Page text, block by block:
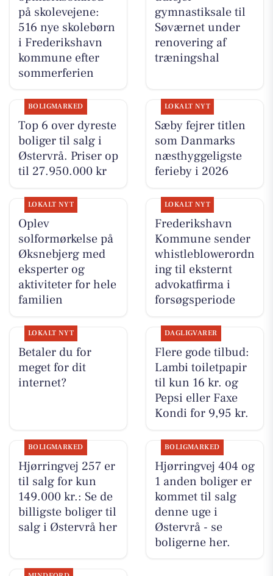
på skolevejene:
516 nye skolebørn
i Frederikshavn
kommune efter
sommerferien
gymnastiksale til
Søværnet under
renovering af
træningshal
BOLIGMARKED
Top 6 over dyreste
boliger til salg i
Østervrå. Priser op
til 27.950.000 kr
LOKALT NYT
Sæby fejrer titlen
som Danmarks
næsthyggeligste
ferieby i 2026
LOKALT NYT
Oplev
solformørkelse på
Øksnebjerg med
eksperter og
aktiviteter for hele
familien
LOKALT NYT
Frederikshavn
Kommune sender
whistleblowerordn
ing til eksternt
advokatfirma i
forsøgsperiode
LOKALT NYT
Betaler du for
meget for dit
internet?
DAGLIGVARER
Flere gode tilbud:
Lambi toiletpapir
til kun 16 kr. og
Pepsi eller Faxe
Kondi for 9,95 kr.
BOLIGMARKED
Hjørringvej 257 er
til salg for kun
149.000 kr.: Se de
billigste boliger til
salg i Østervrå her
BOLIGMARKED
Hjørringvej 404 og
1 anden boliger er
kommet til salg
denne uge i
Østervrå - se
boligerne her.